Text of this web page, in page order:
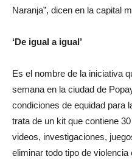
Naranja”, dicen en la capital
‘De igual a igual’
Es el nombre de la iniciativa
semana en la ciudad de
condiciones de equidad para
trata de un kit que contiene
videos, investigaciones,
eliminar todo tipo de violencia